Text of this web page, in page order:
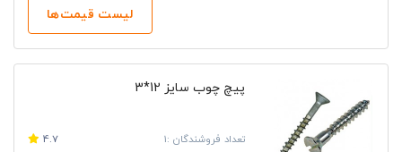
لیست قیمت‌ها
پیچ چوب سایز 12*3
تعداد فروشندگان :1 4.7